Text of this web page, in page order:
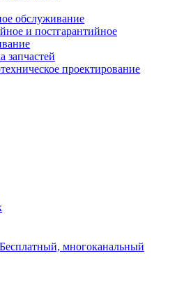
обслуживание
и постгарантийное
запчастей
проектирование
Бесплатный, многоканальный